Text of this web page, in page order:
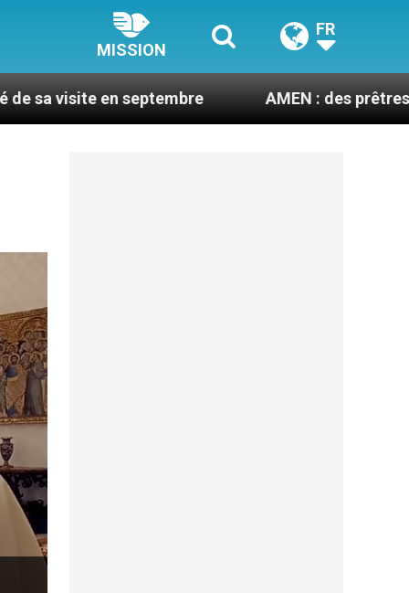
MISSION
FR
AMEN : des prêtres à portée de clic